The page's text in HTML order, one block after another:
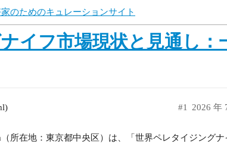
のためのキュレーションサイト
イフ市場現状と見通し：
2026 年
#1
所在地：東京都中央区）は、「世界ペレタイジング